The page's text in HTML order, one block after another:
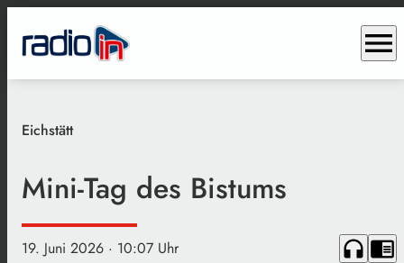
menu
Eichstätt
Mini-Tag des Bistums
19. Juni 2026 · 10:07 Uhr headphones chrome_reader_mode